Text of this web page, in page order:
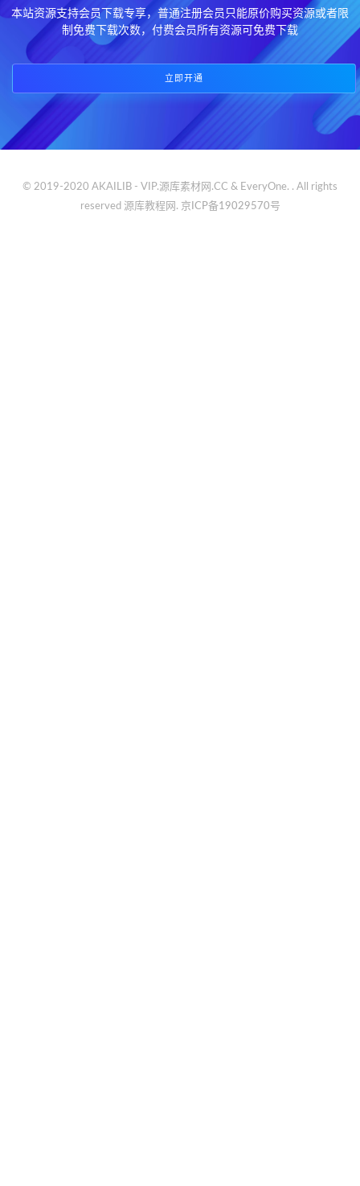
本站资源支持会员下载专享，普通注册会员只能原价购买资源或者限
制免费下载次数，付费会员所有资源可免费下载
立即开通
© 2019-2020 AKAILIB - VIP.源库素材网.CC & EveryOne. . All rights
reserved 源库教程网. 京ICP备19029570号